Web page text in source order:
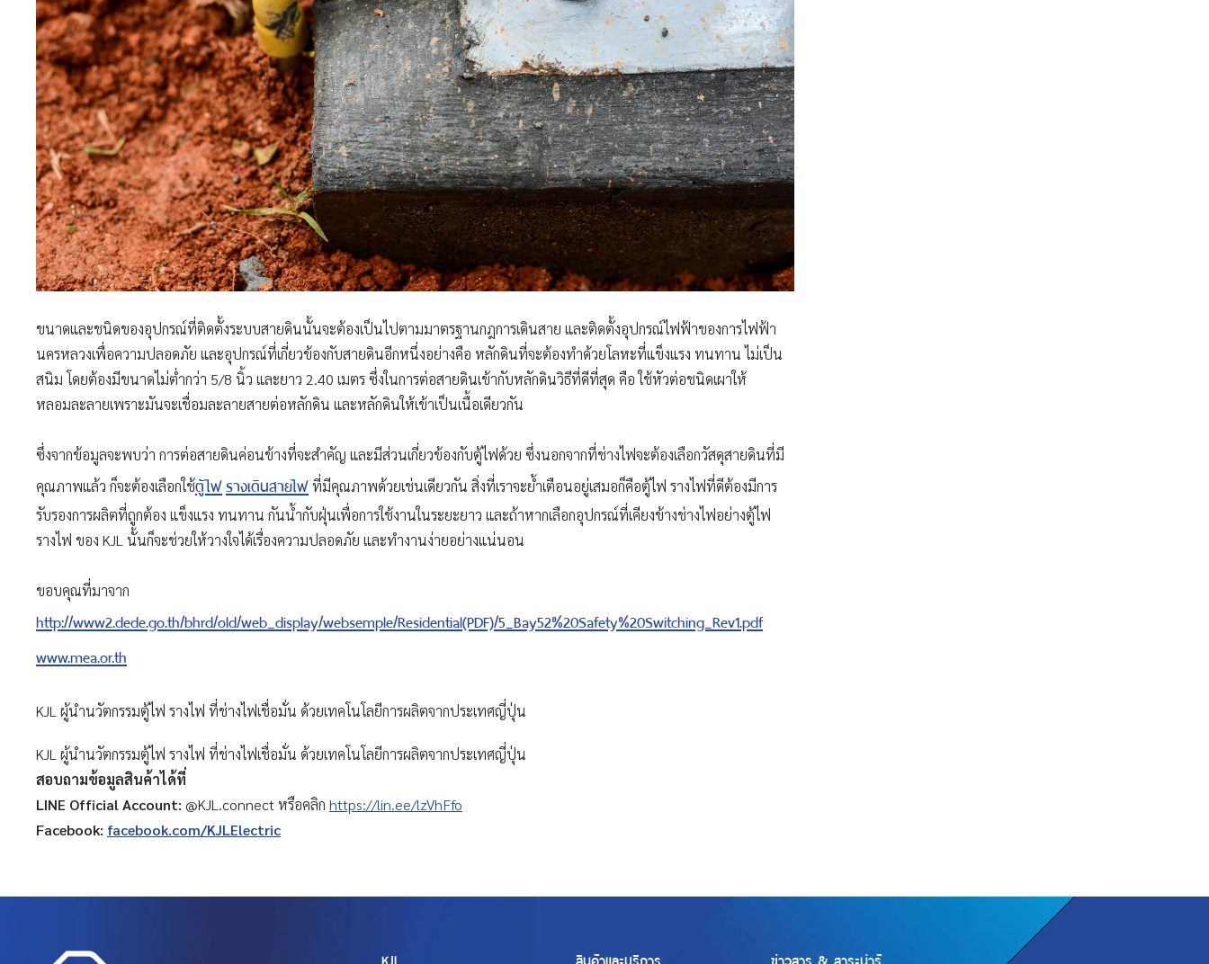
ขนาดและชนิดของอุปกรณ์ที่ติดตั้งระบบสายดินนั้นจะต้องเป็นไปตามมาตรฐานกฎการเดินสาย และติดตั้งอุปกรณ์ไฟฟ้าของการไฟฟ้า
นครหลวงเพื่อความปลอดภัย และอุปกรณ์ที่เกี่ยวข้องกับสายดินอีกหนึ่งอย่างคือ หลักดินที่จะต้องทำด้วยโลหะที่แข็งแรง ทนทาน ไม่เป็น
สนิม โดยต้องมีขนาดไม่ต่ำกว่า 5/8 นิ้ว และยาว 2.40 เมตร ซึ่งในการต่อสายดินเข้ากับหลักดินวิธีที่ดีที่สุด คือ ใช้หัวต่อชนิดเผาให้
หลอมละลายเพราะมันจะเชื่อมละลายสายต่อหลักดิน และหลักดินให้เข้าเป็นเนื้อเดียวกัน
ซึ่งจากข้อมูลจะพบว่า การต่อสายดินค่อนข้างที่จะสำคัญ และมีส่วนเกี่ยวข้องกับตู้ไฟด้วย ซึ่งนอกจากที่ช่างไฟจะต้องเลือกวัสดุสายดินที่มี
คุณภาพแล้ว ก็จะต้องเลือกใช้ตู้ไฟรางเดินสายไฟ ที่มีคุณภาพด้วยเช่นเดียวกัน สิ่งที่เราจะย้ำเตือนอยู่เสมอก็คือตู้ไฟ รางไฟที่ดีต้องมีการ
รับรองการผลิตที่ถูกต้อง แข็งแรง ทนทาน กันน้ำกับฝุ่นเพื่อการใช้งานในระยะยาว และถ้าหากเลือกอุปกรณ์ที่เคียงข้างช่างไฟอย่างตู้ไฟ
รางไฟ ของ KJL นั้นก็จะช่วยให้วางใจได้เรื่องความปลอดภัย และทำงานง่ายอย่างแน่นอน
ขอบคุณที่มาจาก
http://www2.dede.go.th/bhrd/old/web_display/websemple/Residential(PDF)/5_Bay52%20Safety%20Switching_Rev1.pdf
www.mea.or.th
KJL ผู้นำนวัตกรรมตู้ไฟ รางไฟ ที่ช่างไฟเชื่อมั่น ด้วยเทคโนโลยีการผลิตจากประเทศญี่ปุ่น
KJL ผู้นำนวัตกรรมตู้ไฟ รางไฟ ที่ช่างไฟเชื่อมั่น ด้วยเทคโนโลยีการผลิตจากประเทศญี่ปุ่น
สอบถามข้อมูลสินค้าได้ที่
LINE Official Account: @KJL.connect หรือคลิก https://lin.ee/lzVhFfo
Facebook: facebook.com/KJLElectric